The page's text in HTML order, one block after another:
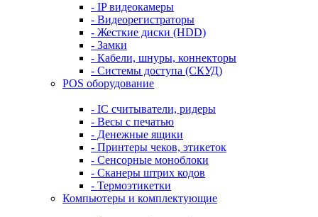
- IP видеокамеры
- Видеорегистраторы
- Жесткие диски (HDD)
- Замки
- Кабели, шнуры, коннекторы
- Системы доступа (СКУД)
POS оборудование
- IC считыватели, ридеры
- Весы с печатью
- Денежные ящики
- Принтеры чеков, этикеток
- Сенсорные моноблоки
- Сканеры штрих кодов
- Термоэтикетки
Компьютеры и комплектующие